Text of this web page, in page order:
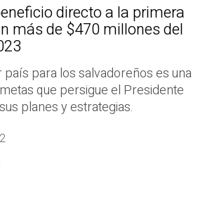
directo a la primera
más de $470 millones del
para los salvadoreños es una
que persigue el Presidente
planes y estrategias.